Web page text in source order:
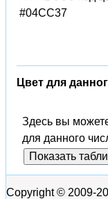
#04CC37
Цвет для
Здесь вы
для данного
Показать
Copyright © 2009-